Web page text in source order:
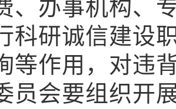
、办事机构、
科研诚信建设
等作用，对违
员会要组织开